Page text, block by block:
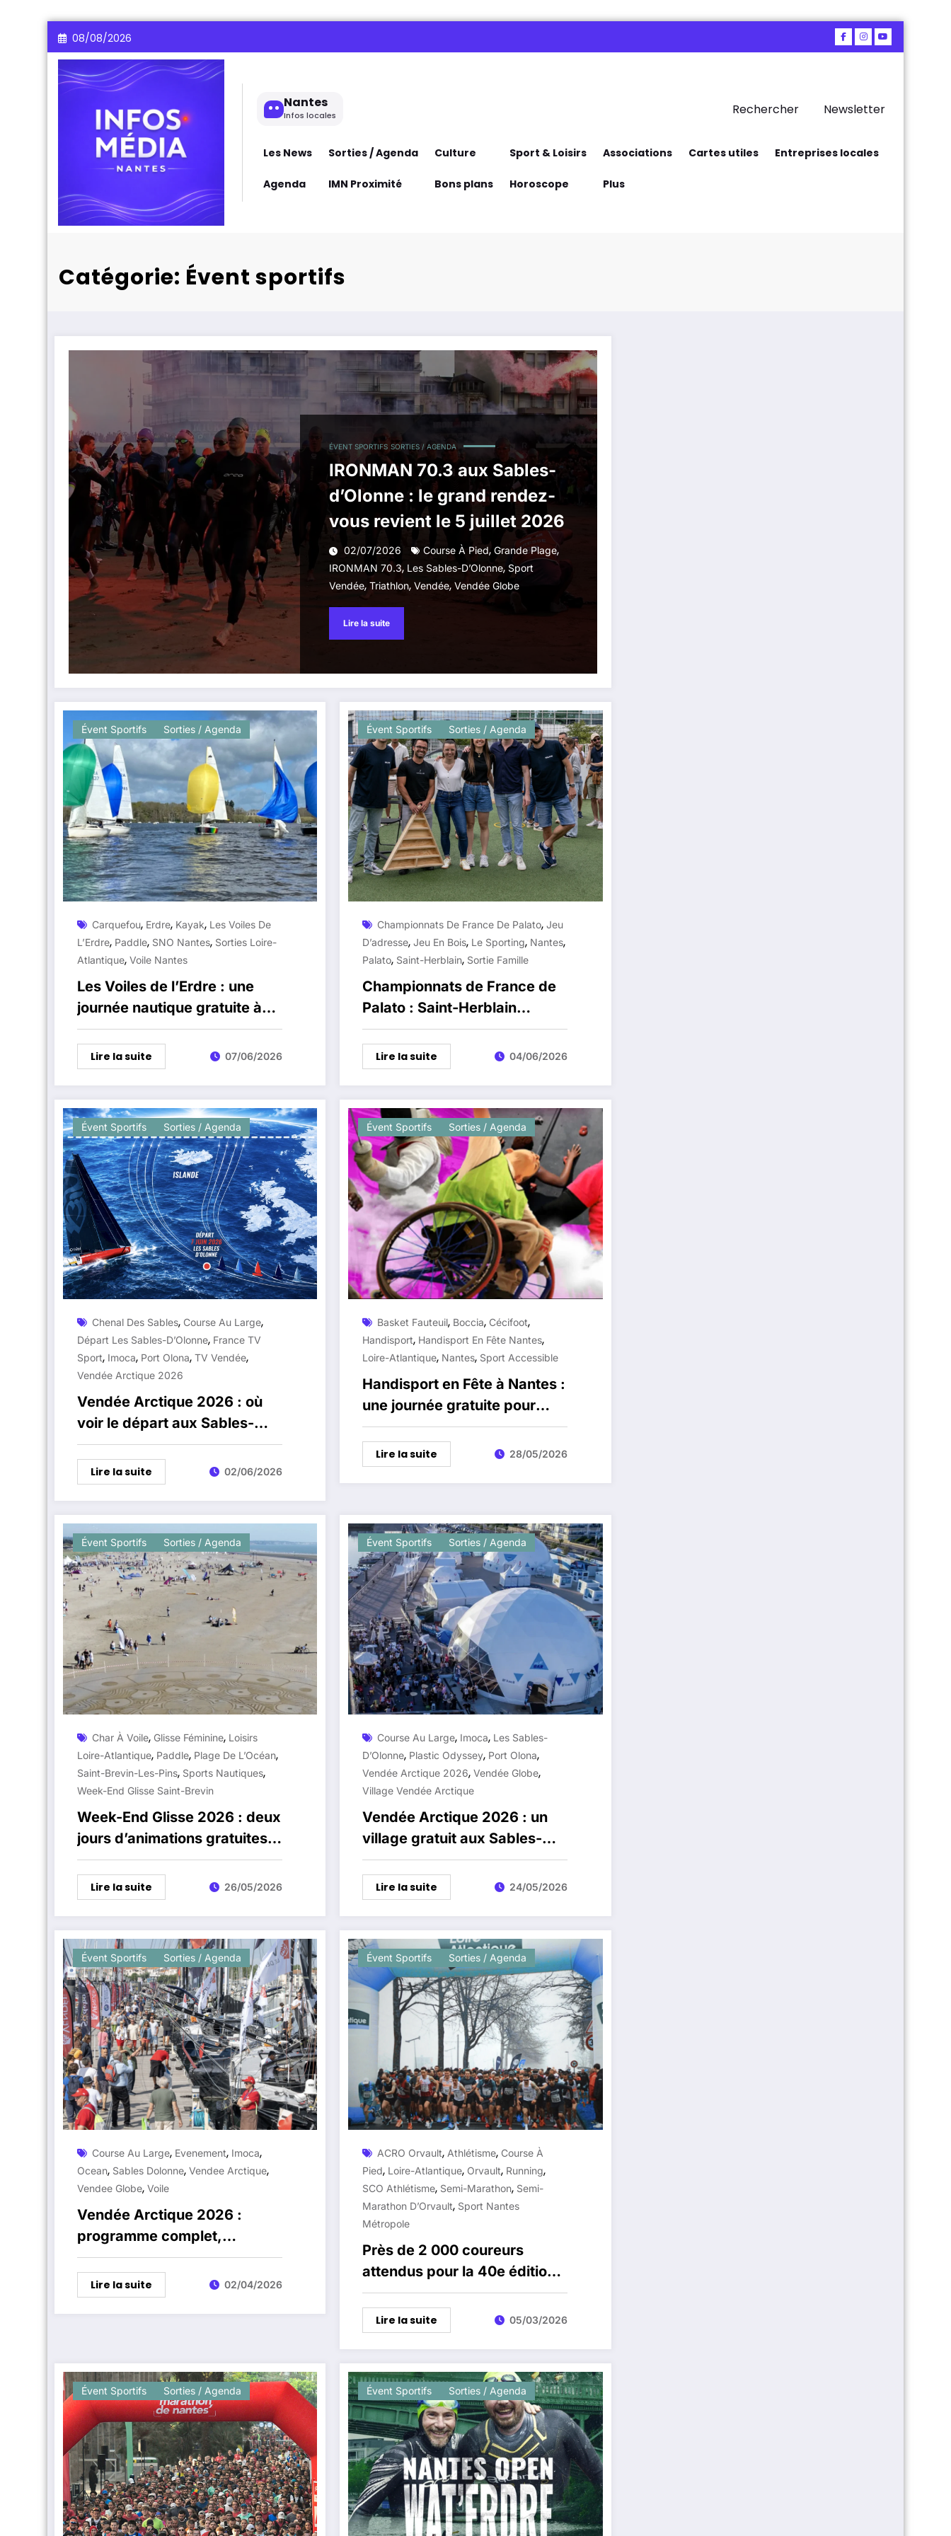
Aller
au
contenu
08/08/2026
Nantes
Infos locales Rechercher Newsletter
Les News Sorties / Agenda Culture Sport & Loisirs Associations Cartes utiles Entreprises locales
Agenda IMN Proximité Bons plans Horoscope Plus
Catégorie: Évent sportifs
ÉVENT SPORTIFS SORTIES / AGENDA
IRONMAN 70.3 aux Sables-
d’Olonne : le grand rendez-
vous revient le 5 juillet 2026
02/07/2026 Course À Pied, Grande Plage,
IRONMAN 70.3, Les Sables-D’Olonne, Sport
Vendée, Triathlon, Vendée, Vendée Globe
Lire la suite
Évent Sportifs Sorties / Agenda
Carquefou, Erdre, Kayak, Les Voiles De
L’Erdre, Paddle, SNO Nantes, Sorties Loire-
Atlantique, Voile Nantes
Les Voiles de l’Erdre : une
journée nautique gratuite à
Carquefou le 14 juin
Lire la suite 07/06/2026
Évent Sportifs Sorties / Agenda
Championnats De France De Palato,Jeu
D’adresse,Jeu En Bois, Le Sporting, Nantes,
Palato, Saint-Herblain, Sortie Famille
Championnats de France de
Palato : Saint-Herblain
accueille la 6e édition le 6 juin
Lire la suite 04/06/2026
Évent Sportifs Sorties / Agenda
Chenal Des Sables, Course Au Large,
Départ Les Sables-D’Olonne, France TV
Sport, Imoca, Port Olona, TV Vendée,
Vendée Arctique 2026
Vendée Arctique 2026 : où
voir le départ aux Sables-
d’Olonne le 7 juin ?
Lire la suite 02/06/2026
Évent Sportifs Sorties / Agenda
Basket Fauteuil, Boccia, Cécifoot,
Handisport, Handisport En Fête Nantes,
Loire-Atlantique, Nantes, Sport Accessible
Handisport en Fête à Nantes :
une journée gratuite pour
découvrir les pratiques
accessibles
Lire la suite 28/05/2026
Évent Sportifs Sorties / Agenda
Char À Voile, Glisse Féminine, Loisirs
Loire-Atlantique, Paddle, Plage De L’Océan,
Saint-Brevin-Les-Pins, Sports Nautiques,
Week-End Glisse Saint-Brevin
Week-End Glisse 2026 : deux
jours d’animations gratuites à
Saint-Brevin-les-Pins
Lire la suite 26/05/2026
Évent Sportifs Sorties / Agenda
Course Au Large, Imoca, Les Sables-
D’Olonne, Plastic Odyssey, Port Olona,
Vendée Arctique 2026,Vendée Globe,
Village Vendée Arctique
Vendée Arctique 2026 : un
village gratuit aux Sables-
d’Olonne avant le grand
départ
Lire la suite 24/05/2026
Évent Sportifs Sorties / Agenda
Course Au Large, Evenement, Imoca,
Ocean, Sables Dolonne, Vendee Arctique,
Vendee Globe, Voile
Vendée Arctique 2026 :
programme complet,
skippers et village aux
Sables-d’Olonne
Lire la suite 02/04/2026
Évent Sportifs Sorties / Agenda
ACRO Orvault,Athlétisme, Course À
Pied, Loire-Atlantique, Orvault, Running,
SCO Athlétisme, Semi-Marathon, Semi-
Marathon D’Orvault, Sport Nantes
Métropole
Près de 2 000 coureurs
attendus pour la 40e édition
du semi-marathon d’Orvault
Lire la suite 05/03/2026
Évent Sportifs Sorties / Agenda Évent Sportifs Sorties / Agenda